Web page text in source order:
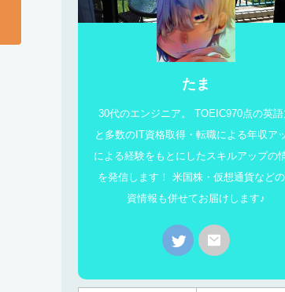
たま
30代のエンジニア。 TOEIC970点の英語
と多数のIT資格取得・転職による年収ア
による経験をもとにしたスキルアップの
を発信します！ 米国株・仮想通貨など
資情報も併せてお届けします♪